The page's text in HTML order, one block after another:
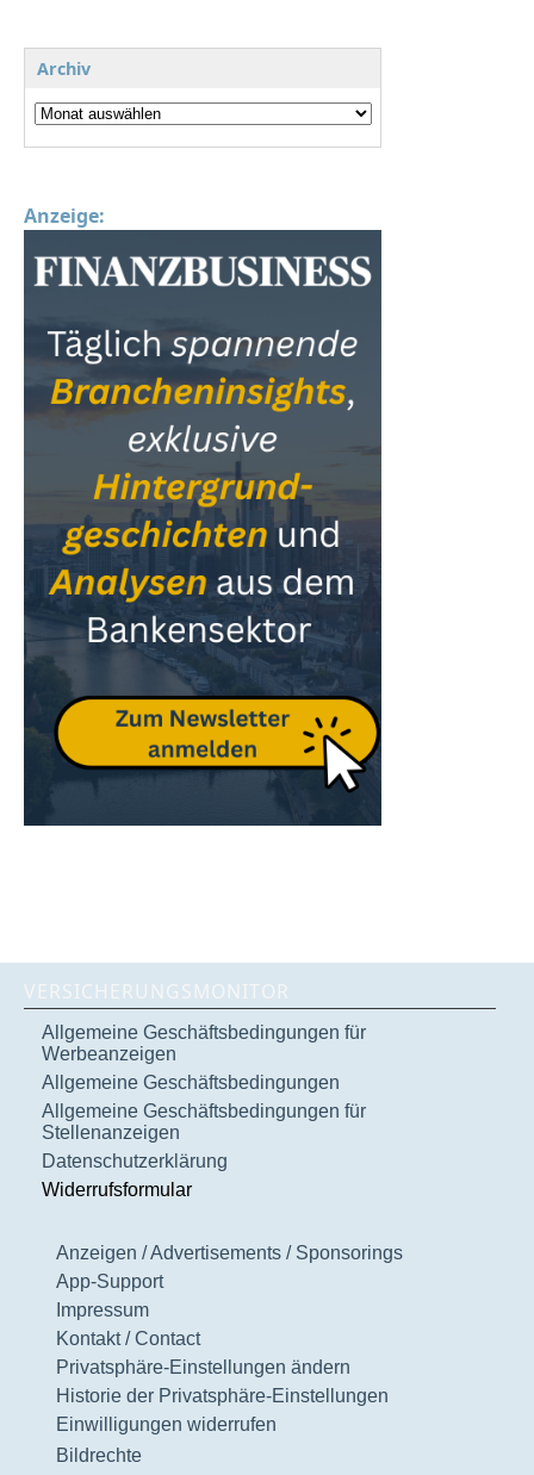
Archiv
Anzeige:
VERSICHERUNGSMONITOR
Allgemeine Geschäftsbedingungen für
Werbeanzeigen
Allgemeine Geschäftsbedingungen
Allgemeine Geschäftsbedingungen für
Stellenanzeigen
Datenschutzerklärung
Widerrufsformular
Anzeigen / Advertisements / Sponsorings
App-Support
Impressum
Kontakt / Contact
Privatsphäre-Einstellungen ändern
Historie der Privatsphäre-Einstellungen
Einwilligungen widerrufen
Bildrechte